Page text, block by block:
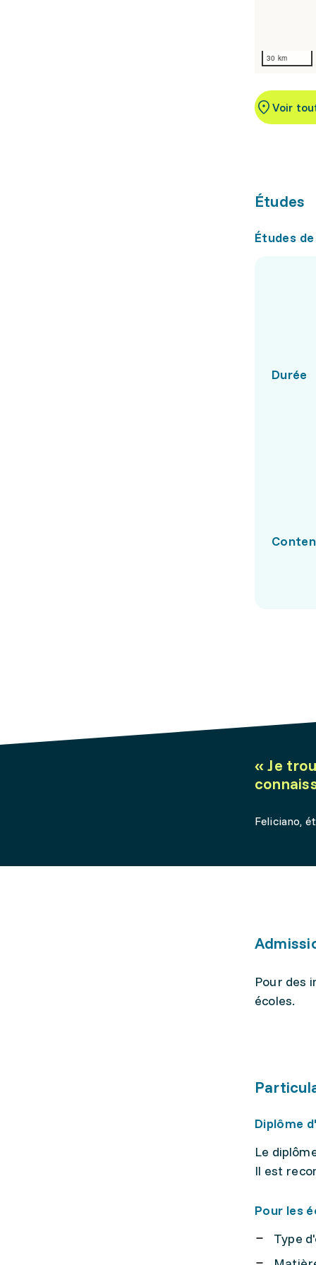
30 km
Voir
Études
Études
Durée
«Je
Feliciano,
Pour des
écoles.
Diplôme
Le
Il est
Pour les
Type